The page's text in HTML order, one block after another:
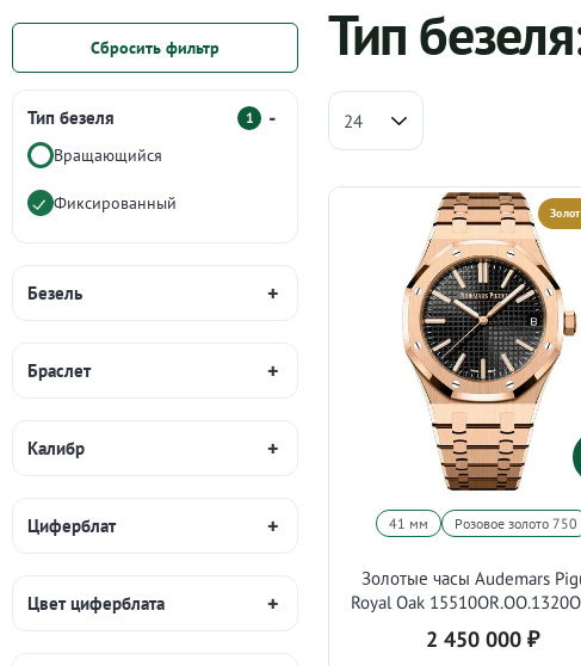
Тип
41 мм Розовое золото 750
Золотые часы Audemars
Royal Oak
2 450 000₽
Сбросить фильтр
Тип безеля 1
Вращающийся
Фиксированный
Безель
Браслет
Калибр
Циферблат
Цвет циферблата